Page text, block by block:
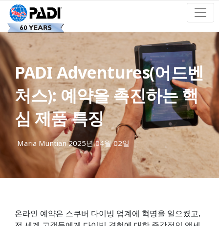
PADI Adventures(어드벤
처스): 예약을 촉진하는 핵
심 제품 특징
Maria Muntian 2025년 04월 02일
온라인 예약은 스쿠버 다이빙 업계에 혁명을 일으켰고,